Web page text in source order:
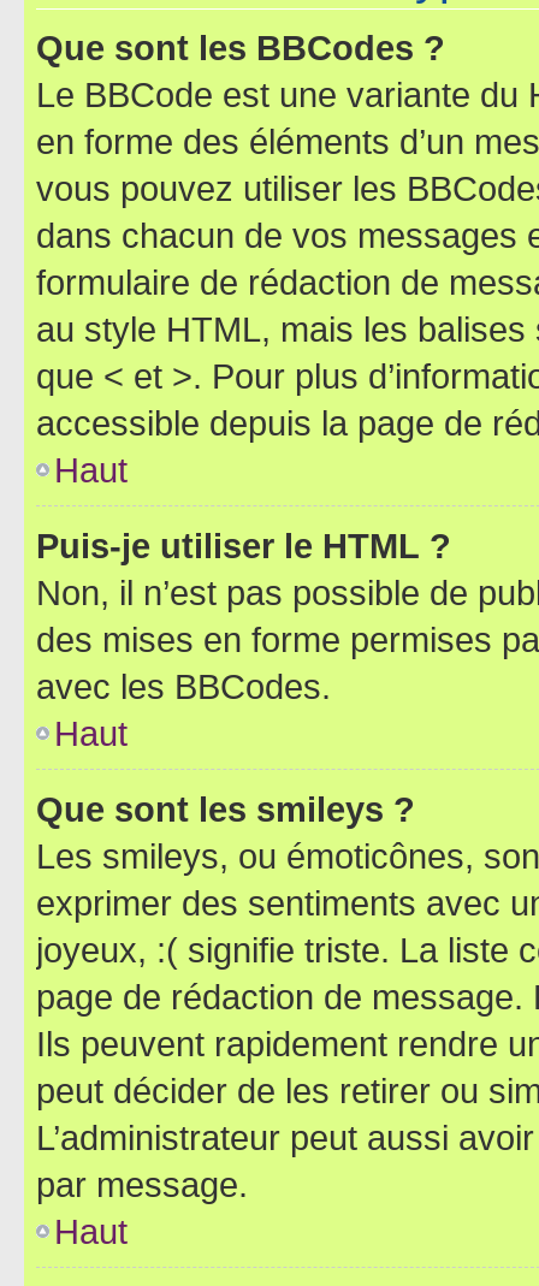
Que sont les BBCodes ?
Le BBCode est une variante du
en forme des éléments d’un
vous pouvez utiliser les
dans chacun de vos messages
formulaire de rédaction de
au style HTML, mais les
que < et >. Pour plus
accessible depuis la page de
Haut
Puis-je utiliser le HTML ?
Non, il n’est pas possible de
des mises en forme permises
avec les BBCodes.
Haut
Que sont les smileys ?
Les smileys, ou émoticônes,
exprimer des sentiments avec
joyeux, :( signifie triste. La liste
page de rédaction de
Ils peuvent rapidement rendre
peut décider de les retirer ou
L’administrateur peut aussi
par message.
Haut